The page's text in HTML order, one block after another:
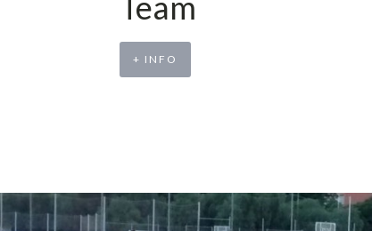
+ INFO